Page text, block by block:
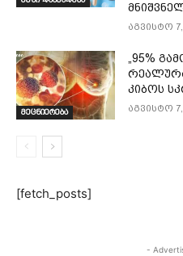
აგვისტო 7,
მეცნიერება
„95%
კიბოს
აგვისტო 7,
[fetch_posts]
-